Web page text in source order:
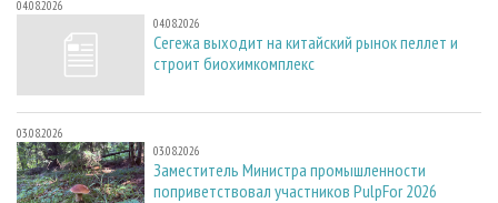
04.08.2026
04.08.2026
Сегежа выходит на китайский рынок пеллет и
строит биохимкомплекс
03.08.2026
03.08.2026
Заместитель Министра промышленности
поприветствовал участников PulpFor 2026